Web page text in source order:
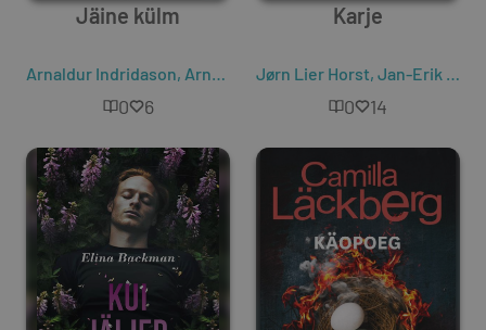
Jäine külm
Arnaldur Indridason, Arnaldur Indriðason
0 6
Karje
Jørn Lier Horst, Jan-Erik Fjell
0 14